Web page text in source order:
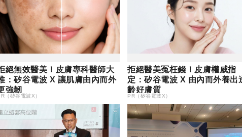
絕無效醫美！皮膚專科醫師大
：矽谷電波 X 讓肌膚由內而外
強韌
（矽谷電波X）
拒絕醫美冤枉錢！皮膚權威指
定：矽谷電波 X 由內而外養出
齡好膚質
PR（矽谷電波X）